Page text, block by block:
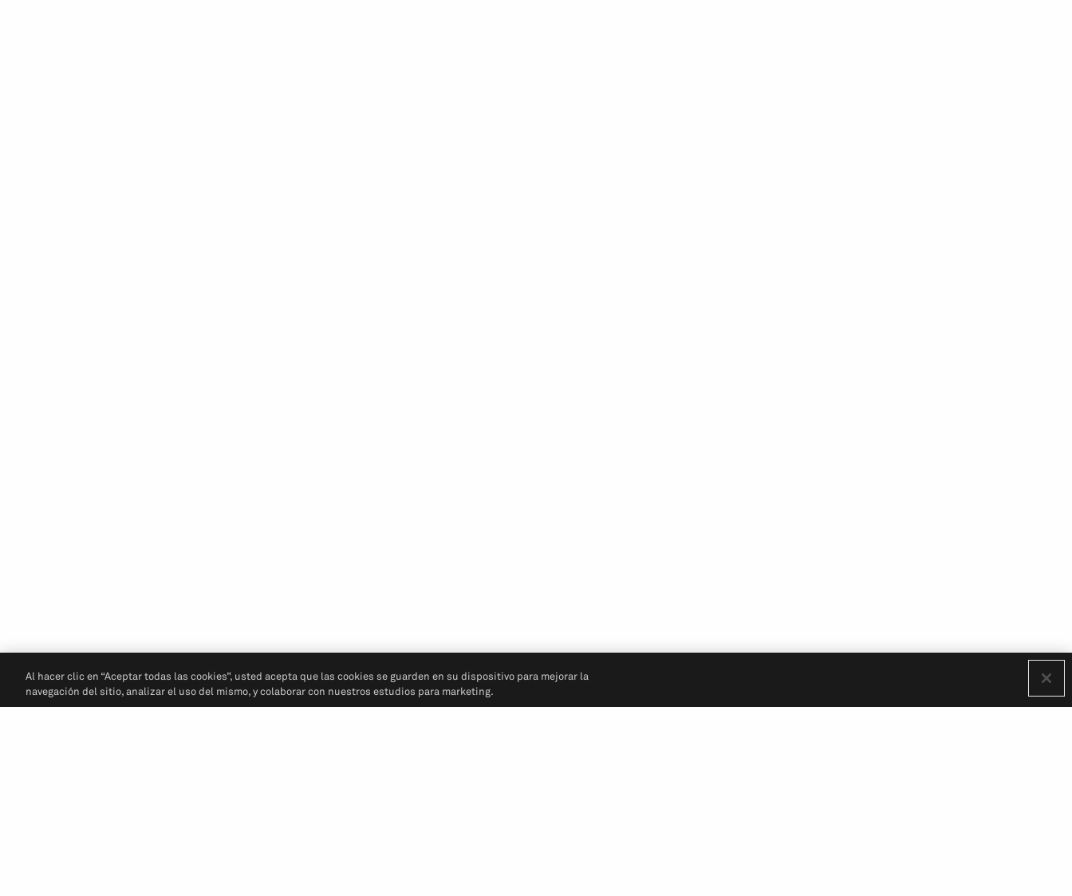
Al hacer clic en “Aceptar todas las cookies”, usted acepta que las cookies se guarden en su dispositivo para mejorar la
navegación del sitio, analizar el uso del mismo, y colaborar con nuestros estudios para marketing.